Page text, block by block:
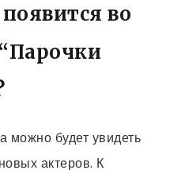
во
можно будет увидеть
актеров. К